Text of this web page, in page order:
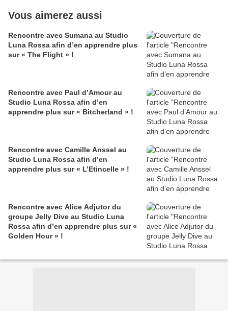
Vous aimerez aussi
Rencontre avec Sumana au Studio
Luna Rossa afin d’en apprendre plus
sur « The Flight » !
Rencontre avec Paul d’Amour au
Studio Luna Rossa afin d’en
apprendre plus sur « Bitcherland » !
Rencontre avec Camille Anssel au
Studio Luna Rossa afin d’en
apprendre plus sur « L’Etincelle » !
Rencontre avec Alice Adjutor du
groupe Jelly Dive au Studio Luna
Rossa afin d’en apprendre plus sur «
Golden Hour » !